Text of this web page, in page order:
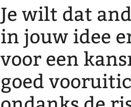
Je wilt dat
in jouw idee
voor een
goed